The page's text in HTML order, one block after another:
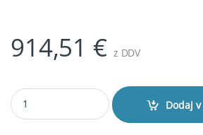
914,51 € z DDV
ASUS ExpertBook B1 B1403CVA-
Dodaj